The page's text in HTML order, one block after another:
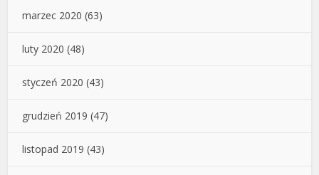
marzec 2020 (63)
luty 2020 (48)
styczeń 2020 (43)
grudzień 2019 (47)
listopad 2019 (43)